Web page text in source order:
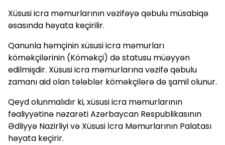
Xüsusi icra məmurlarının vəzifəyə qəbulu müsabiqə
əsasında həyata keçirilir.
Qanunla həmçinin xüsusi icra məmurları
köməkçilərinin (Köməkçi) də statusu müəyyən
edilmişdir. Xüsusi icra məmurlarına vəzifə qəbulu
zamanı aid olan tələblər köməkçilərə də şamil olunur.
Qeyd olunmalıdır ki, xüsusi icra məmurlarının
fəaliyyətinə nəzarəti Azərbaycan Respublikasının
Ədliyyə Nazirliyi və Xüsusi İcra Məmurlarının Palatası
həyata keçirir.